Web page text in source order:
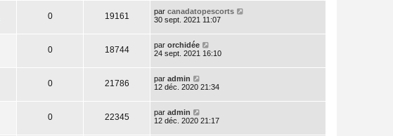
0 19161 par canadatopescorts
30 sept. 2021 11:07
0 18744 par orchidée
24 sept. 2021 16:10
0 21786 par admin
12 déc. 2020 21:34
0 22345 par admin
12 déc. 2020 21:17